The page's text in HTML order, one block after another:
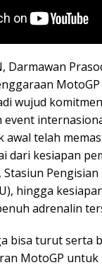
Darmawan
wujud
awal telah
dari kesiapan
Pengisian
hingga
adrenalin
bisa turut serta
MotoGP untuk